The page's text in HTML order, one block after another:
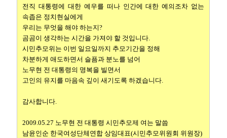
전직 대통령에 대한 예우를 떠나 인간에 대한 예의조차 없는
속좁은 정치현실에게
우리는 무엇을 해야 하는지?
곰곰이 생각하는 시간을 가져야 할 것입니다.
시민추모위는 이번 일요일까지 추모기간을 정해
차분하게 애도하면서 슬픔과 분노를 넘어
노무현 전 대통령의 명복을 빌면서
고인의 유지를 마음속 깊이 새기도록 하겠습니다.
감사합니다.
2009.05.27 노무현 전 대통령 시민추모제 여는 말씀
남윤인순 한국여성단체연합 상임대표(시민추모위원회 위원장)